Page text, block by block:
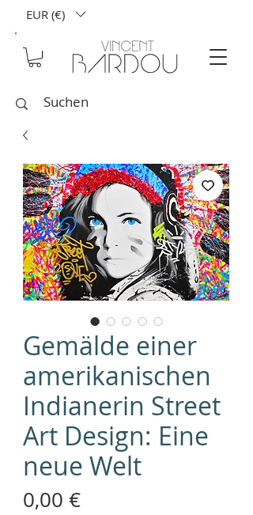
EUR (€)
Gemälde einer
amerikanischen
Indianerin Street
Art Design: Eine
neue Welt
0,00 €Preis